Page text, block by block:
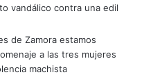
vandálico contra una edil
de Zamora estamos
a las tres mujeres
machista